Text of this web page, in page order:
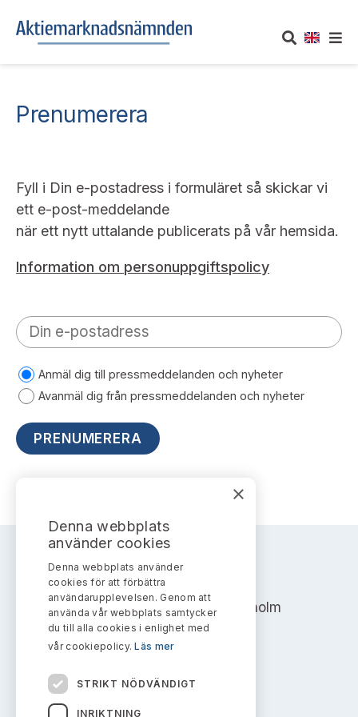
Informationsgivning
Arbetsordning
Ledamöter
Verksamhetsberättelser
Om nämndens uttalanden
Framställningar och konsultation
Uttalanden sorterade efter publiceringsdatum
Uttalanden sorterade ämnesvis
Sök uttalanden
Avgifter
TAKEOVER-REGLER
Takeover-regler för reglerade marknader och vissa
AKTUELLT
Nyheter och pressmeddelanden
Prenumerera
Kontakt angående ansökningar och uttalanden
Kontakt administrativa ärenden
Prenumerera
Fyll i Din e-postadress i formuläret så skickar vi
ett e-post-meddelande
när ett nytt uttalande publicerats på vår hemsida.
Information om personuppgiftspolicy
Anmäl dig till pressmeddelanden och nyheter
Avanmäl dig från pressmeddelanden och nyheter
AKTIEMARKNADSNÄMNDEN
Address: Box 7354, 103 90 Stockholm
info@aktiemarknadsnamnden.se
Om innehållet
×
Denna webbplats
använder cookies
Denna webbplats använder
cookies för att förbättra
användarupplevelsen. Genom att
använda vår webbplats samtycker
du till alla cookies i enlighet med
vår cookiepolicy.Läs mer
STRIKT NÖDVÄNDIGT
INRIKTNING